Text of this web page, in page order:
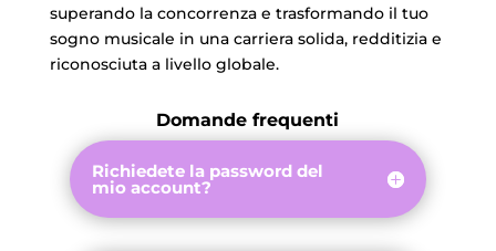
superando la concorrenza e trasformando il tuo
sogno musicale in una carriera solida, redditizia e
riconosciuta a livello globale.
Domande frequenti
Richiedete la password del
mio account?